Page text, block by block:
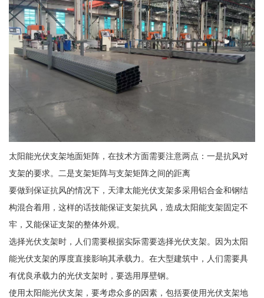
太阳能光伏支架地面矩阵，在技术方面需要注意两点：一是抗风对
支架的要求。二是支架矩阵与支架矩阵之间的距离
要做到保证抗风的情况下，天津太能光伏支架多采用铝合金和钢结
构混合着用，这样的话技能保证支架抗风，造成太阳能支架固定不
牢，又能保证支架的整体外观。
选择光伏支架时，人们需要根据实际需要选择光伏支架。因为太阳
能光伏支架的厚度直接影响其承载力。在大型建筑中，人们需要具
有优良承载力的光伏支架时，要选用厚壁钢。
使用太阳能光伏支架，要考虑众多的因素，包括要使用光伏支架地